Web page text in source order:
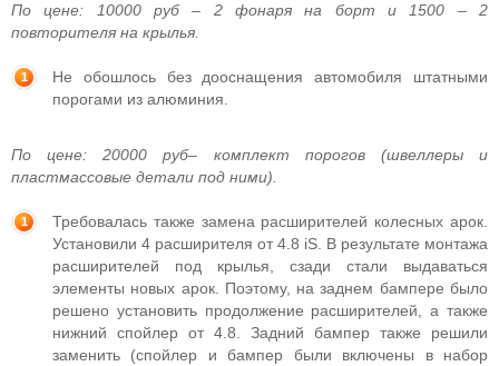
По цене: 10000 руб – 2 фонаря на борт и 1500 – 2
повторителя на крылья.
Не обошлось без дооснащения автомобиля штатными
порогами из алюминия.
По цене: 20000 руб– комплект порогов (швеллеры и
пластмассовые детали под ними).
Требовалась также замена расширителей колесных арок.
Установили 4 расширителя от 4.8 iS. В результате монтажа
расширителей под крылья, сзади стали выдаваться
элементы новых арок. Поэтому, на заднем бампере было
решено установить продолжение расширителей, а также
нижний спойлер от 4.8. Задний бампер также решили
заменить (спойлер и бампер были включены в набор